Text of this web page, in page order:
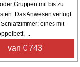
Gruppen mit bis zu
Das Anwesen verfügt
eines mit
...
van € 743